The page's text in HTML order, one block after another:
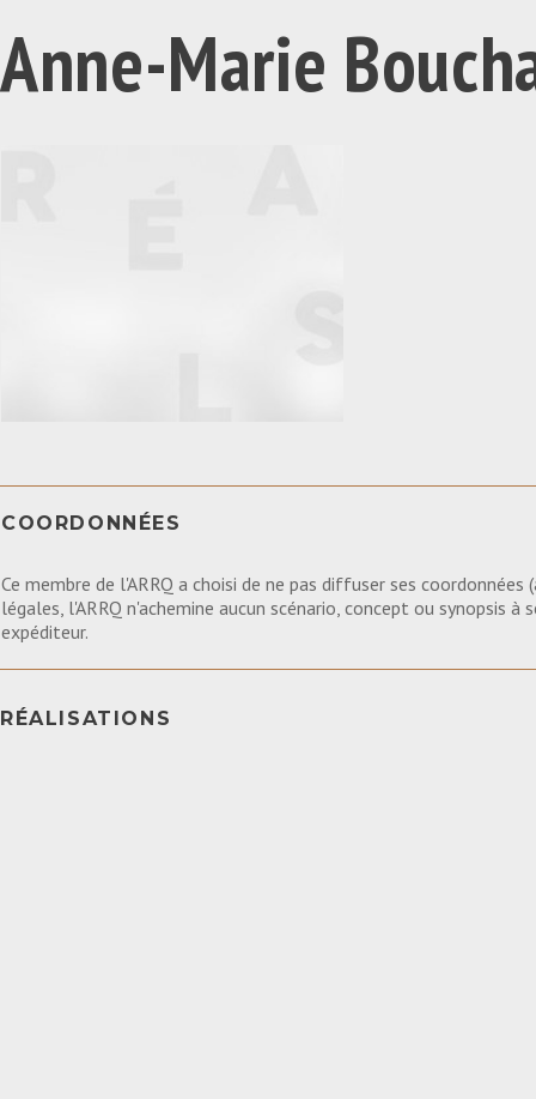
Anne-Marie
COORDONNÉES
Ce membre de l'ARRQ a choisi de ne pas diffuser ses
légales, l'ARRQ n'achemine aucun scénario, concept ou synopsis
expéditeur.
RÉALISATIONS